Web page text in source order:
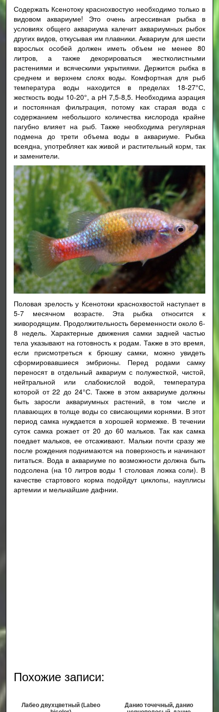
Содержать Ксенотоку краснохвостую необходимо только в
видовом аквариуме! Это очень агрессивная рыбка в
условиях общего аквариума калечит аквариумных рыбок
других видов, откусывая им плавники. Аквариум для шести
взрослых особей должен иметь объем не менее 80
литров, а также декорироваться жестколистными
растениями и всяческими укрытиями. Держится рыбка в
среднем и верхнем слоях воды. Комфортная для рыб
температура воды находится в пределах 18-27°С,
жесткость воды 10-20°, а рН 7,5-8,5. Необходима аэрация
и постоянная фильтрация, потому как старая вода с
содержанием небольшого количества кислорода крайне
пагубно влияет на рыб. Также необходима регулярная
подмена до трети объема воды в аквариуме. Рыбка
всеядна, употребляет как живой и растительный корм, так
и заменители.
Половая зрелость у Ксенотоки краснохвостой наступает в
5-7 месячном возрасте. Эта рыбка относится к
живородящим. Продолжительность беременности около 6-
8 недель. Характерные движения самки задней частью
тела указывают на готовность к родам. Также в это время,
если присмотреться к брюшку самки, можно увидеть
сформировавшиеся эмбрионы. Перед родами самку
переносят в отдельный аквариум с полужесткой, чистой,
нейтральной или слабокислой водой, температура
которой от 22 до 24°С. Также в этом аквариуме должны
быть заросли аквариумных растений, в том числе и
плавающих в толще воды со свисающими корнями. В этот
период самка нуждается в хорошей кормежке. В течении
суток самка рожает от 20 до 60 мальков. Так как самка
поедает мальков, ее отсаживают. Мальки почти сразу же
после рождения поднимаются на поверхность и начинают
питаться. Вода в аквариуме по возможности должна быть
подсолена (на 10 литров воды 1 столовая ложка соли). В
качестве стартового корма подойдут циклопы, науплисы
артемии и мельчайшие дафнии.
Похожие записи:
Лабео двухцветный (Labeo
Данио точечный, данио